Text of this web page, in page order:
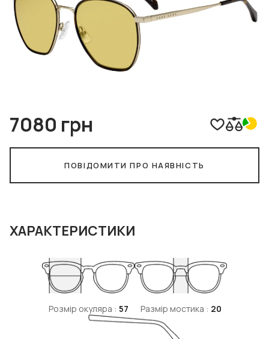
7080 грн
ПОВІДОМИТИ ПРО НАЯВНІСТЬ
ХАРАКТЕРИСТИКИ
Розмір окуляра : 57 Размір мостика : 20